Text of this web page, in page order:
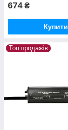
674 ₴
Купити
Топ продажів